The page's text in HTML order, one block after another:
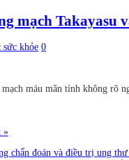
mạch Takayasu
khỏe 0
máu mãn tính không rõ
»
chẩn đoán và điều trị ung